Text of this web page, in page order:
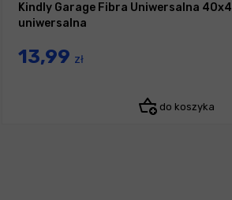
Kindly Garage Fibra Uniwersalna
uniwersalna
13,99 zł
do koszyka